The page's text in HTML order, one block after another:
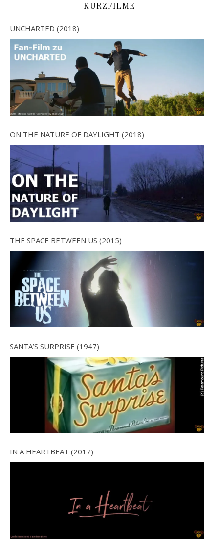
KURZFILME
UNCHARTED (2018)
ON THE NATURE OF DAYLIGHT (2018)
THE SPACE BETWEEN US (2015)
SANTA’S SURPRISE (1947)
IN A HEARTBEAT (2017)